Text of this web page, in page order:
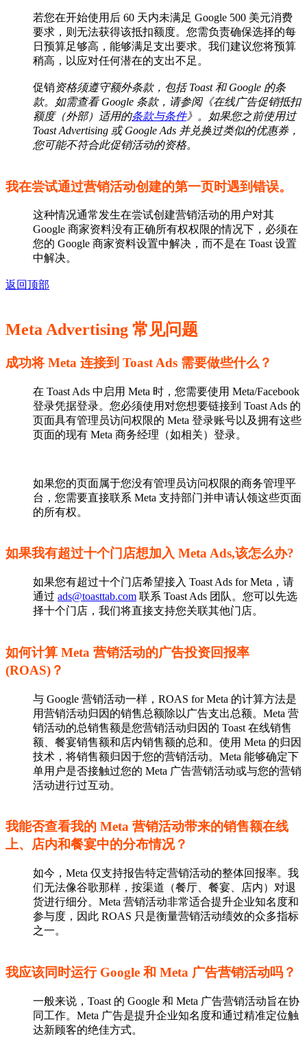
若您在开始使用后 60 天内未满足 Google 500 美元消费
要求，则无法获得该抵扣额度。您需负责确保选择的每
日预算足够高，能够满足支出要求。我们建议您将预算
稍高，以应对任何潜在的支出不足。
促销资格须遵守额外条款，包括 Toast 和 Google 的条
款。如需查看 Google 条款，请参阅《在线广告促销抵扣
额度（外部）适用的条款与条件》。如果您之前使用过
Toast Advertising 或 Google Ads 并兑换过类似的优惠券，
您可能不符合此促销活动的资格。
我在尝试通过营销活动创建的第一页时遇到错误。
这种情况通常发生在尝试创建营销活动的用户对其
Google 商家资料没有正确所有权权限的情况下，必须在
您的 Google 商家资料设置中解决，而不是在 Toast 设置
中解决。
返回顶部
Meta Advertising 常见问题
成功将 Meta 连接到 Toast Ads 需要做些什么？
在 Toast Ads 中启用 Meta 时，您需要使用 Meta/Facebook
登录凭据登录。您必须使用对您想要链接到 Toast Ads 的
页面具有管理员访问权限的 Meta 登录账号以及拥有这些
页面的现有 Meta 商务经理（如相关）登录。
如果您的页面属于您没有管理员访问权限的商务管理平
台，您需要直接联系 Meta 支持部门并申请认领这些页面
的所有权。
如果我有超过十个门店想加入 Meta Ads,该怎么办?
如果您有超过十个门店希望接入 Toast Ads for Meta，请
通过 ads@toasttab.com 联系 Toast Ads 团队。您可以先选
择十个门店，我们将直接支持您关联其他门店。
如何计算 Meta 营销活动的广告投资回报率
(ROAS)？
与 Google 营销活动一样，ROAS for Meta 的计算方法是
用营销活动归因的销售总额除以广告支出总额。Meta 营
销活动的总销售额是您营销活动归因的 Toast 在线销售
额、餐宴销售额和店内销售额的总和。使用 Meta 的归因
技术，将销售额归因于您的营销活动。Meta 能够确定下
单用户是否接触过您的 Meta 广告营销活动或与您的营销
活动进行过互动。
我能否查看我的 Meta 营销活动带来的销售额在线
上、店内和餐宴中的分布情况？
如今，Meta 仅支持报告特定营销活动的整体回报率。我
们无法像谷歌那样，按渠道（餐厅、餐宴、店内）对退
货进行细分。Meta 营销活动非常适合提升企业知名度和
参与度，因此 ROAS 只是衡量营销活动绩效的众多指标
之一。
我应该同时运行 Google 和 Meta 广告营销活动吗？
一般来说，Toast 的 Google 和 Meta 广告营销活动旨在协
同工作。Meta 广告是提升企业知名度和通过精准定位触
达新顾客的绝佳方式。